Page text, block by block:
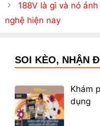
188V là gì và nó
nghệ hiện nay
SOI KÈO, NHẬN
Khám
dụng